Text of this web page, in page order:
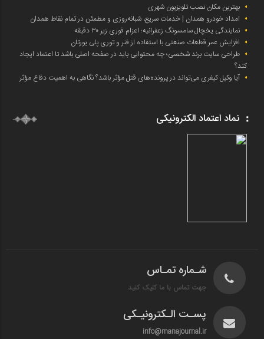
بهترین مکان نصب تلویزیون شهری
امداد خودرو همدان | خدمات سریع، شبانه‌روزی و مطمئن در تمام نقاط همدان
نمایندگی یخچال سامسونگ زعفرانیه؛ اعزام فوری زیر ۳۰ دقیقه
افزایش عمر قطعات صنعتی با استفاده از فنر و توری پلی یورتان
طراحی سایت برند شخصی؛ چه محتوایی باید در صفحه اصلی باشد تا اعتماد ایجاد
کند؟
آیا وکیل کیفری می‌تواند در پرونده‌های قتل مؤثر باشد؟ نگاهی به اهمیت دفاع مؤثر
نماد اعتماد الکترونیکی
شـماره تمـاس
جهت تماس با ما کلیک کنید
پسـت الـکترونیـکی
info@manajournal.ir